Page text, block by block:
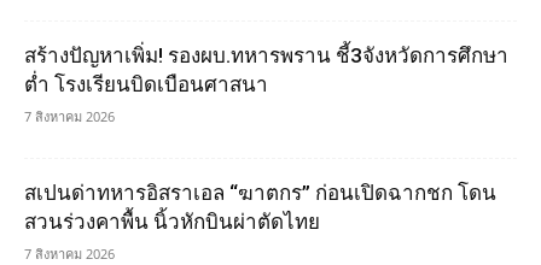
สร้างปัญหาเพิ่ม! รองผบ.ทหารพราน ชี้3จังหวัดการศึกษา
ต่ำ โรงเรียนบิดเบือนศาสนา
7 สิงหาคม 2026
สเปนด่าทหารอิสราเอล “ฆาตกร” ก่อนเปิดฉากชก โดน
สวนร่วงคาพื้น นิ้วหักบินผ่าตัดไทย
7 สิงหาคม 2026